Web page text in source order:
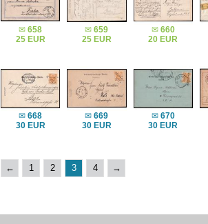
✉658
25 EUR
✉659
25 EUR
✉ 660
20 EUR
✉668
30 EUR
✉669
30 EUR
✉ 670
30 EUR
← 1 2 3 4 →